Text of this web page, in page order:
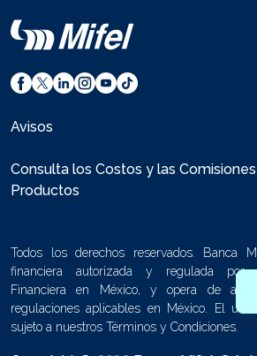
Avisos
Consulta los Costos y las
Productos
Todos los derechos reservados. Banca
financiera autorizada y regulada por
Financiera en México, y opera de
regulaciones aplicables en México. El
sujeto a nuestros Términos y Condiciones.